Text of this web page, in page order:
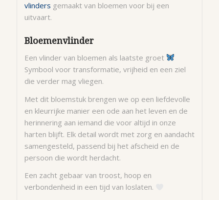
vlinders gemaakt van bloemen voor bij een
uitvaart.
Bloemenvlinder
Een vlinder van bloemen als laatste groet
Symbool voor transformatie, vrijheid en een ziel
die verder mag vliegen.
Met dit bloemstuk brengen we op een liefdevolle
en kleurrijke manier een ode aan het leven en de
herinnering aan iemand die voor altijd in onze
harten blijft. Elk detail wordt met zorg en aandacht
samengesteld, passend bij het afscheid en de
persoon die wordt herdacht.
Een zacht gebaar van troost, hoop en
verbondenheid in een tijd van loslaten.